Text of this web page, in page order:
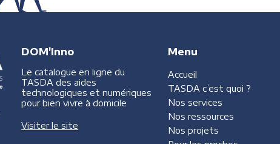
DOM'Inno
Le catalogue en ligne du
TASDA des aides
technologiques et numériques
pour bien vivre à domicile
Visiter le site
Menu
Accueil
TASDA c’est quoi ?
Nos services
Nos ressources
Nos projets